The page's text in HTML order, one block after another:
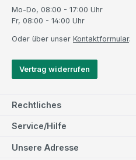
Mo-Do, 08:00 - 17:00 Uhr
Fr, 08:00 - 14:00 Uhr
Oder über unser Kontaktformular.
Vertrag widerrufen
Rechtliches
Service/Hilfe
Unsere Adresse